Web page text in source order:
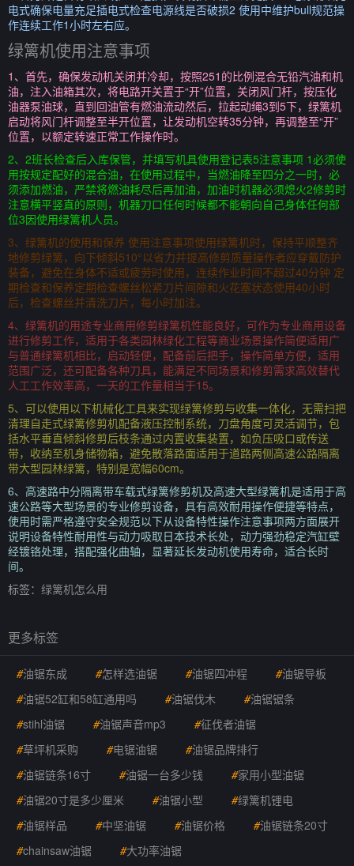
电式确保电量充足插电式检查电源线是否破损2 使用中维护bull规范操
作连续工作1小时左右应。
绿篱机使用注意事项
1、首先，确保发动机关闭并冷却，按照251的比例混合无铅汽油和机
油，注入油箱其次，将电路开关置于“开”位置，关闭风门杆，按压化
油器泵油球，直到回油管有燃油流动然后，拉起动绳3到5下，绿篱机
启动将风门杆调整至半开位置，让发动机空转35分钟，再调整至“开”
位置，以额定转速正常工作操作时。
2、2班长检查后入库保管，并填写机具使用登记表5注意事项 1必须使
用按规定配好的混合油，在使用过程中，当燃油降至四分之一时，必
须添加燃油，严禁将燃油耗尽后再加油，加油时机器必须熄火2修剪时
注意横平竖直的原则，机器刀口任何时候都不能朝向自己身体任何部
位3因使用绿篱机人员。
3、绿篱机的使用和保养 使用注意事项使用绿篱机时，保持平顺整齐
地修剪绿篱，向下倾斜510°以省力并提高修剪质量操作者应穿戴防护
装备，避免在身体不适或疲劳时使用，连续作业时间不超过40分钟 定
期检查和保养定期检查螺丝松紧刀片间隙和火花塞状态使用40小时
后，检查螺丝并清洗刀片，每小时加注。
4、绿篱机的用途专业商用修剪绿篱机性能良好，可作为专业商用设备
进行修剪工作，适用于各类园林绿化工程等商业场景操作简便适用广
与普通绿篱机相比，启动轻便，配备前后把手，操作简单方便，适用
范围广泛，还可配备各种刀具，能满足不同场景和修剪需求高效替代
人工工作效率高，一天的工作量相当于15。
5、可以使用以下机械化工具来实现绿篱修剪与收集一体化，无需扫把
清理自走式绿篱修剪机配备液压控制系统，刀盘角度可灵活调节，包
括水平垂直倾斜修剪后枝条通过内置收集装置，如负压吸口或传送
带，收纳至机身储物箱，避免散落路面适用于道路两侧高速公路隔离
带大型园林绿篱，特别是宽幅60cm。
6、高速路中分隔离带车载式绿篱修剪机及高速大型绿篱机是适用于高
速公路等大型场景的专业修剪设备，具有高效耐用操作便捷等特点，
使用时需严格遵守安全规范以下从设备特性操作注意事项两方面展开
说明设备特性耐用性与动力吸取日本技术长处，动力强劲稳定汽缸壁
经镀铬处理，搭配强化曲轴，显著延长发动机使用寿命，适合长时
间。
标签： 绿篱机怎么用
更多标签
#油锯东成 #怎样选油锯 #油锯四冲程 #油锯导板
#油锯52缸和58缸通用吗 #油锯伐木 #油锯锯条
#stihl油锯 #油锯声音mp3 #征伐者油锯
#草坪机采购 #电锯油锯 #油锯品牌排行
#油锯链条16寸 #油锯一台多少钱 #家用小型油锯
#油锯20寸是多少厘米 #油锯小型 #绿篱机锂电
#油锯样品 #中坚油锯 #油锯价格 #油锯链条20寸
#chainsaw油锯 #大功率油锯